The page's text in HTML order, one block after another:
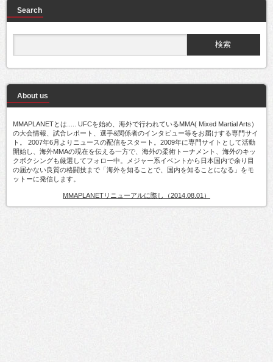
Search
About us
MMAPLANETとは..... UFCを始め、海外で行われているMMA( Mixed Martial Arts）
の大会情報、試合レポート、選手&関係者のインタビュー等をお届けする専門サイ
ト。 2007年6月よりニュースの配信をスタート。2009年に専門サイトとして活動
開始し、海外MMAの現在を伝える一方で、海外の柔術トーナメント、海外のキッ
クボクシングも厳選してフォロー中。メジャー系イベントから日本国内で余り目
の届かない良質の格闘技まで「海外を知ることで、国内を知ることになる」をモ
ットーに発信します。
MMAPLANETリニューアルに際し（2014.08.01）